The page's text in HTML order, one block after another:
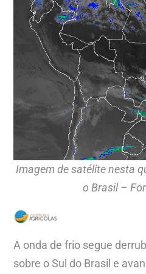
Imagem de satélite nesta
o Brasil –
A onda de frio segue
sobre o Sul do Brasil e